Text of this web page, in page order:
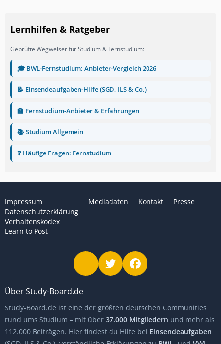
Lernhilfen & Ratgeber
Geprüfte Wegweiser für Studium & Fernstudium:
🎓 BWL-Fernstudium: Anbieter-Vergleich 2026
📝 Einsendeaufgaben-Hilfe (SGD, ILS & Co.)
🏫 Fernstudium-Anbieter & Erfahrungen
📚 Studium Allgemein
❓ Häufige Fragen: Fernstudium
Impressum
Datenschutzerklärung
Verhaltenskodex
Learn to Post
Mediadaten Kontakt Presse
Über Study-Board.de
Study-Board.de ist eine der größten deutschen Communities
rund ums Studium – mit über 37.000 Mitgliedern und mehr als
112.000 Beiträgen. Hier findest du Hilfe bei Einsendeaufgaben